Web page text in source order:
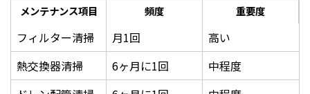
メンテナンス項目 頻度 重要度
フィルター清掃 月1回
高い
熱交換器清掃
6ヶ月に1回
中程度